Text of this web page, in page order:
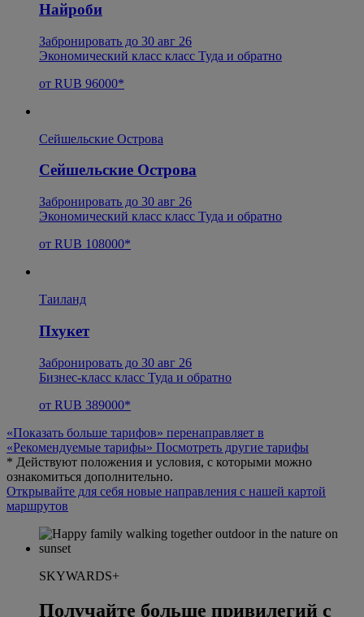
Найроби
Забронировать до 30 авг 26
Экономический класс класс Туда и обратно
от RUB 96000*
Сейшельские Острова
Сейшельские Острова
Забронировать до 30 авг 26
Экономический класс класс Туда и обратно
от RUB 108000*
Таиланд
Пхукет
Забронировать до 30 авг 26
Бизнес-класс класс Туда и обратно
от RUB 389000*
«Показать больше тарифов» перенаправляет в
«Рекомендуемые тарифы» Посмотреть другие тарифы
* Действуют положения и условия, с которыми можно
ознакомиться дополнительно.
Открывайте для себя новые направления с нашей картой
маршрутов
SKYWARDS+
Получайте больше привилегий с